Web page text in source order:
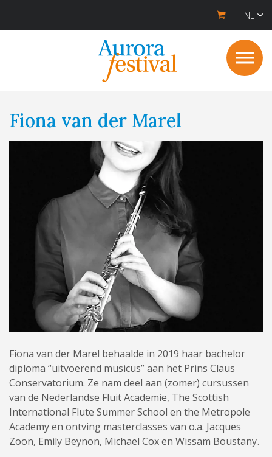
NL
Fiona van der Marel
Fiona van der Marel behaalde in 2019 haar bachelor
diploma “uitvoerend musicus” aan het Prins Claus
Conservatorium. Ze nam deel aan (zomer) cursussen
van de Nederlandse Fluit Academie, The Scottish
International Flute Summer School en the Metropole
Academy en ontving masterclasses van o.a. Jacques
Zoon, Emily Beynon, Michael Cox en Wissam Boustany.